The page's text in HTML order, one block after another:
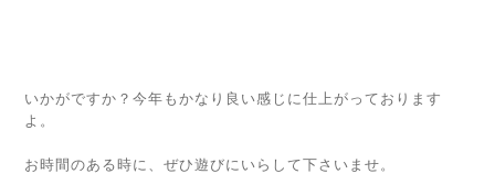
いかがですか？今年もかなり良い感じに仕上がっております
よ。
お時間のある時に、ぜひ遊びにいらして下さいませ。